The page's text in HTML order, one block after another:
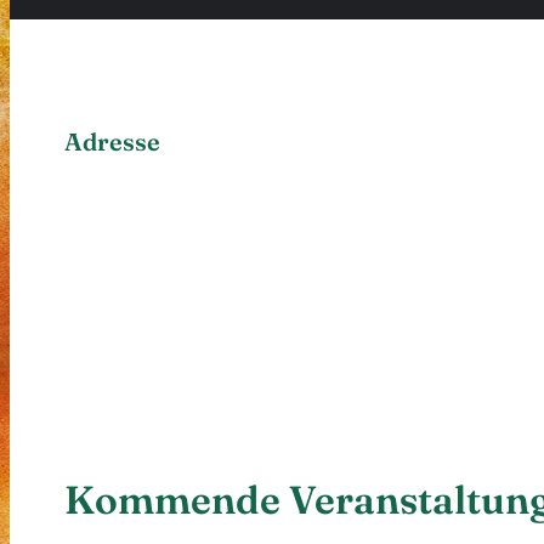
Adresse
Kommende